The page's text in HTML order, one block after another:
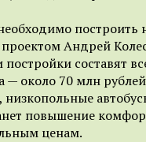
построить
Андрей
составят
— около 70 млн
низкопольные
повышение
ценам.